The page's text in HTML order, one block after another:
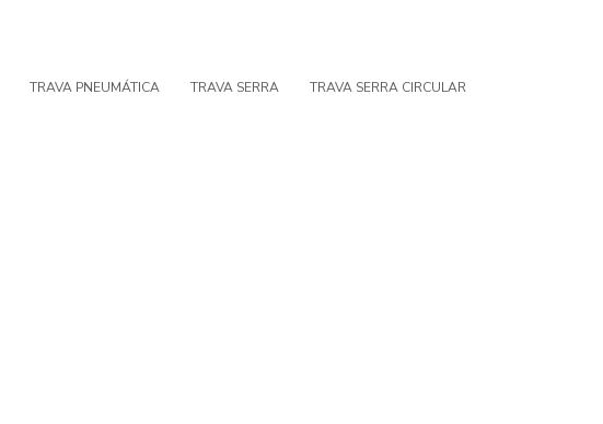
TRAVA PNEUMÁTICA TRAVA SERRA TRAVA SERRA CIRCULAR